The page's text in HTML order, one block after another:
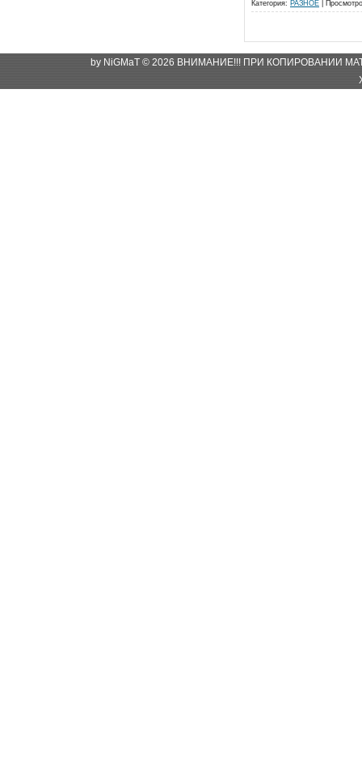
Категория: РАЗНОЕ
by NiGMaT © 2026 ВНИМАНИЕ!!! ПРИ КОПИРОВАНИИ